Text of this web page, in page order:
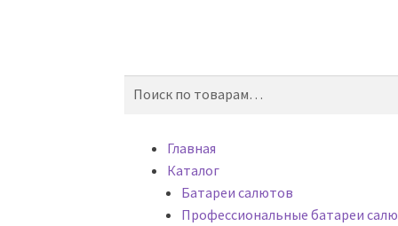
Главная
Каталог
Батареи салютов
Профессиональные батареи